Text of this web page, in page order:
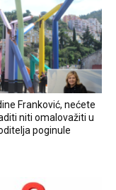
Franković, nećete
niti omalovažiti u
poginule